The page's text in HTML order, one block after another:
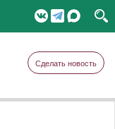
Сделать новость